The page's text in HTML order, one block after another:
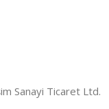
Sanayi Ticaret Ltd.